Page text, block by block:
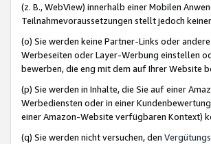
(z. B., WebView) innerhalb einer Mobilen
Teilnahmevoraussetzungen stellt jedoch
(o) Sie werden keine Partner-Links oder
Werbeseiten oder Layer-Werbung einstellen
bewerben, die eng mit dem auf Ihrer Website
(p) Sie werden in Inhalte, die Sie auf einer
Werbediensten oder in einer
einer Amazon-Website verfügbaren Kontext)
(q) Sie werden nicht versuchen, den